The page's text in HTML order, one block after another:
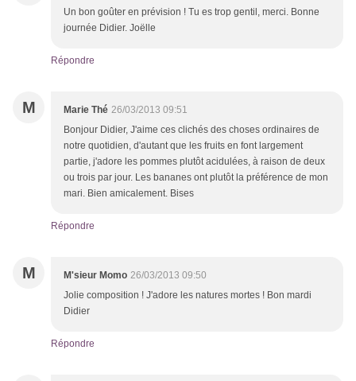
Un bon goûter en prévision ! Tu es trop gentil, merci. Bonne
journée Didier. Joëlle
Répondre
M Marie Thé 26/03/2013 09:51
Bonjour Didier, J'aime ces clichés des choses ordinaires de
notre quotidien, d'autant que les fruits en font largement
partie, j'adore les pommes plutôt acidulées, à raison de deux
ou trois par jour. Les bananes ont plutôt la préférence de mon
mari. Bien amicalement. Bises
Répondre
M M'sieur Momo 26/03/2013 09:50
Jolie composition ! J'adore les natures mortes ! Bon mardi
Didier
Répondre